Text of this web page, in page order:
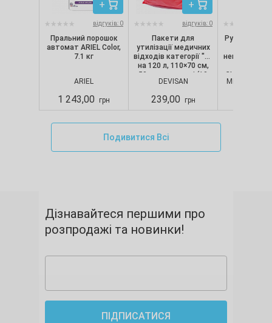
відгуків: 0
Пральний порошок
автомат ARIEL Color,
7.1 кг
ARIEL
1 243,00 грн
відгуків: 0
Пакети для
утилізації медичних
відходів категорії "B"
на 120 л, 110×70 см,
50 мкм, червоні (10
шт./уп.), Devisan
DEVISAN
239,00 грн
Рукавички
непопудрені,
CLASSIC,
MERCATOR
Подивитися Всі
Дізнавайтеся першими про
розпродажі та новинки!
ПІДПИСАТИСЯ